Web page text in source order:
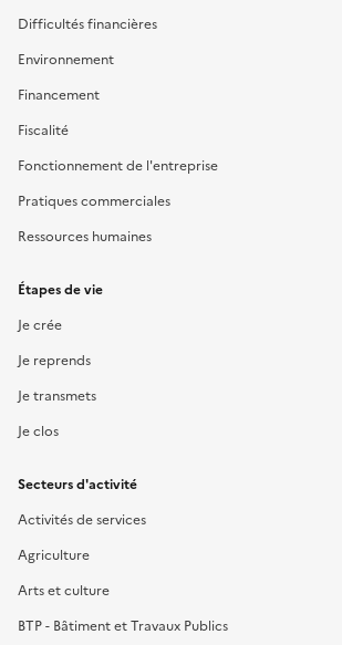
Difficultés financières
Environnement
Financement
Fiscalité
Fonctionnement de l'entreprise
Pratiques commerciales
Ressources humaines
Étapes de vie
Je crée
Je reprends
Je transmets
Je clos
Secteurs d'activité
Activités de services
Agriculture
Arts et culture
BTP - Bâtiment et Travaux Publics